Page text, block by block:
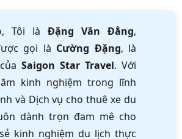
Tôi là Đặng Văn Đẳng,
gọi là Cường Đặng, là
của Saigon Star Travel. Với
kinh nghiệm trong lĩnh
và Dịch vụ cho thuê xe du
dành trọn đam mê cho
kinh nghiệm du lịch thực